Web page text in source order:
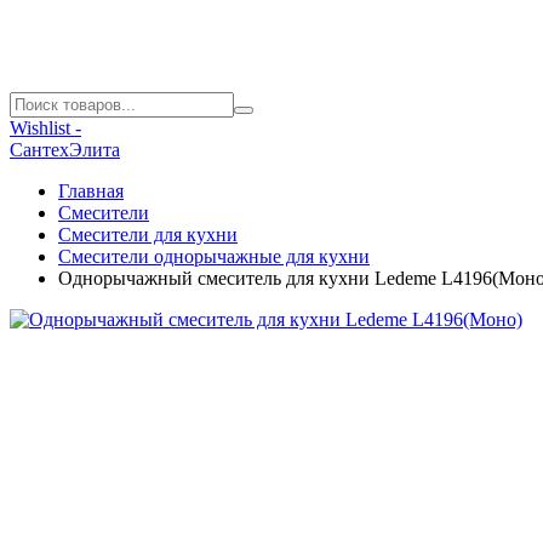
Wishlist -
СантехЭлита
Главная
Смесители
Смесители для кухни
Смесители однорычажные для кухни
Однорычажный смеситель для кухни Ledeme